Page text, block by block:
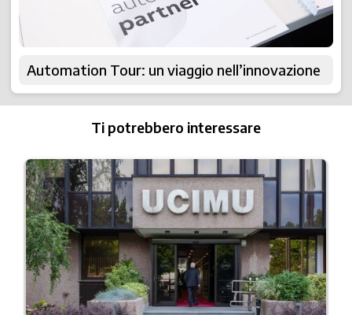
Automation Tour: un viaggio nell’innovazione
Ti potrebbero interessare